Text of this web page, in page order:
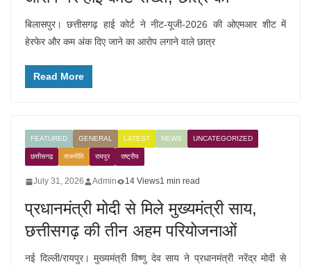
बिलासपुर। छत्तीसगढ़ हाई कोर्ट ने नीट-यूजी-2026 की ओएमआर शीट में
हेरफेर और कम अंक दिए जाने का आरोप लगाने वाले छात्र
Read More
FEATURED GENERAL LATEST NEWS UNCATEGORIZED
छत्तीसगढ़ राजनीति रायपुर राष्ट्रीय
July 31, 2026 Admin 14 Views1 min read
प्रधानमंत्री मोदी से मिले मुख्यमंत्री साय,
छत्तीसगढ़ की तीन अहम परियोजनाओं
नई दिल्ली/रायपुर। मुख्यमंत्री विष्णु देव साय ने प्रधानमंत्री नरेंद्र मोदी से